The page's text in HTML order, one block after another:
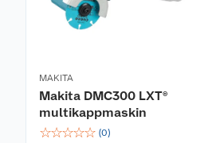
MAKITA
Makita DMC300 LXT®
multikappmaskin
☆☆☆☆☆ (0)